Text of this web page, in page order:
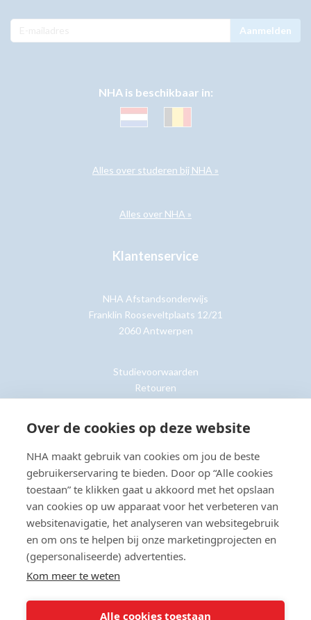
Over de cookies op deze website
NHA maakt gebruik van cookies om jou de beste
gebruikerservaring te bieden. Door op “Alle cookies
toestaan” te klikken gaat u akkoord met het opslaan
van cookies op uw apparaat voor het verbeteren van
websitenavigatie, het analyseren van websitegebruik
en om ons te helpen bij onze marketingprojecten en
(gepersonaliseerde) advertenties.
Kom meer te weten
Alle cookies toestaan
Aanmelden
NHA is beschikbaar in:
Alles over studeren bij NHA »
Alles over NHA »
Klantenservice
NHA Afstandsonderwijs
Franklin Rooseveltplaats 12/21
2060 Antwerpen
Studievoorwaarden
Retouren
Klantenservice »
© Copyright 2026 NHA Privacy- en cookieverklaring
Sitemap
Toegankelijkheidsverklaring
Beoordeling:8.8door2203